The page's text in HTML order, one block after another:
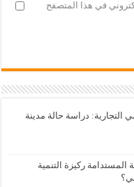
في هذا المتصفح
التجارية: دراسة حالة مدينة
ركيزة التنمية